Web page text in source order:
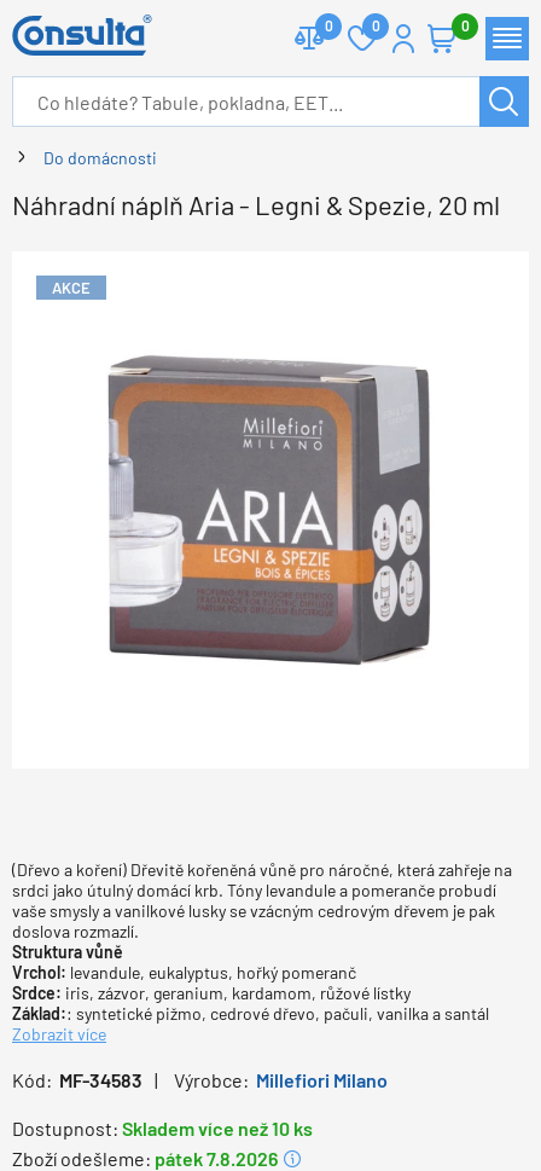
0 0 0
Do domácnosti
Náhradní náplň Aria - Legni & Spezie, 20 ml
AKCE
(Dřevo a koření) Dřevitě kořeněná vůně pro náročné, která zahřeje na
srdci jako útulný domácí krb. Tóny levandule a pomeranče probudí
vaše smysly a vanilkové lusky se vzácným cedrovým dřevem je pak
doslova rozmazlí.
Struktura vůně
Vrchol: levandule, eukalyptus, hořký pomeranč
Srdce: iris, zázvor, geranium, kardamom, růžové lístky
Základ:: syntetické pižmo, cedrové dřevo, pačuli, vanilka a santál
Zobrazit více
Kód: MF-34583 Výrobce: Millefiori Milano
Dostupnost: Skladem více než 10 ks
Zboží odešleme: pátek 7.8.2026